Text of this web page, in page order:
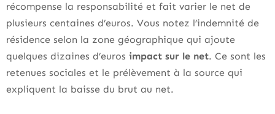
récompense la responsabilité et fait varier le net de
plusieurs centaines d’euros. Vous notez l’indemnité de
résidence selon la zone géographique qui ajoute
quelques dizaines d’euros impact sur le net. Ce sont les
retenues sociales et le prélèvement à la source qui
expliquent la baisse du brut au net.